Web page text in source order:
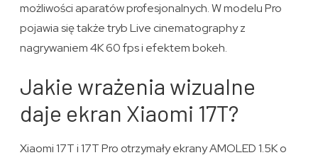
możliwości aparatów profesjonalnych. W modelu Pro
pojawia się także tryb Live cinematography z
nagrywaniem 4K 60 fps i efektem bokeh.
Jakie wrażenia wizualne
daje ekran Xiaomi 17T?
Xiaomi 17T i 17T Pro otrzymały ekrany AMOLED 1.5K o